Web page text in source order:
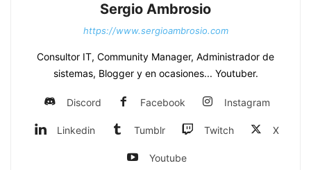
Sergio Ambrosio
https://www.sergioambrosio.com
Consultor IT, Community Manager, Administrador de
sistemas, Blogger y en ocasiones... Youtuber.
Discord Facebook Instagram
Linkedin Tumblr Twitch X
Youtube